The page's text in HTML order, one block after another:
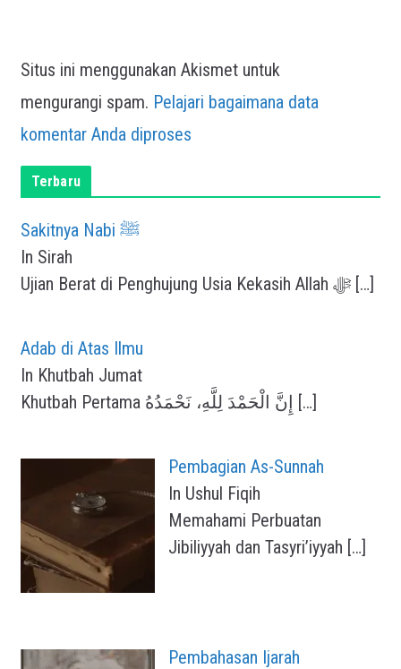
Situs ini menggunakan Akismet untuk
mengurangi spam. Pelajari bagaimana data
komentar Anda diproses
Terbaru
Sakitnya Nabi ﷺ
In Sirah
Ujian Berat di Penghujung Usia Kekasih Allah ﷻ […]
Adab di Atas Ilmu
In Khutbah Jumat
[…]
Pembagian As-Sunnah
In Ushul Fiqih
Memahami Perbuatan
Jibiliyyah dan Tasyri’iyyah […]
Pembahasan Ijarah